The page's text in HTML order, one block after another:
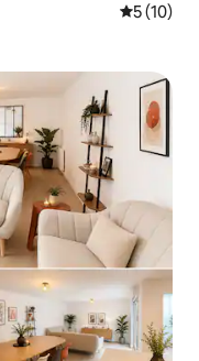
5 ud af 5 i
5 (10)